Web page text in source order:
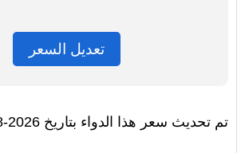
تعديل السعر
تم تحديث سعر هذا الدواء بتاريخ 2026-08-08